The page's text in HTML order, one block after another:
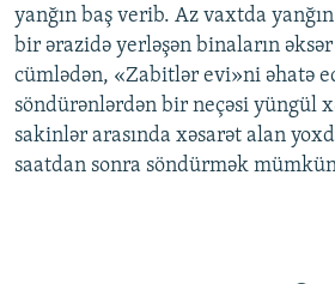
yanğın baş verib. Az vaxtda
bir ərazidə yerləşən binaların
cümlədən, «Zabitlər evi»ni əhatə
söndürənlərdən bir neçəsi yüngül
sakinlər arasında xəsarət alan
saatdan sonra söndürmək